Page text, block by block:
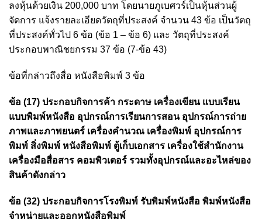
ลงหุ้นด้วยเงิน 200,000 บาท โดยนายภูเบศวร์เป็นหุ้นส่วนผู้
จัดการ แจ้งรายละเอียดวัตถุที่ประสงค์ จำนวน 43 ข้อ เป็นวัตถุ
ที่ประสงค์ทั่วไป 6 ข้อ (ข้อ 1 – ข้อ 6) และ วัตถุที่ประสงค์
ประกอบพาณิชยกรรม 37 ข้อ (7-ข้อ 43)
ข้อที่กล่าวถึงสื่อ หนังสือพิมพ์ 3 ข้อ
ข้อ (17) ประกอบกิจการค้า กระดาษ เครื่องเขียน แบบเรียน
แบบพิมพ์หนังสือ อุปกรณ์การเรียนการสอน อุปกรณ์การถ่าย
ภาพและภาพยนตร์ เครื่องคำนวณ เครื่องพิมพ์ อุปกรณ์การ
พิมพ์ สิ่งพิมพ์ หนังสือพิมพ์ ตู้เก็บเอกสาร เครื่องใช้สำนักงาน
เครื่องมือสื่อสาร คอมพิวเตอร์ รวมทั้งอุปกรณ์และอะไหล่ของ
สินค้าดังกล่าว
ข้อ (32) ประกอบกิจการโรงพิมพ์ รับพิมพ์หนังสือ พิมพ์หนังสือ
จำหน่ายและออกหนังสือพิมพ์